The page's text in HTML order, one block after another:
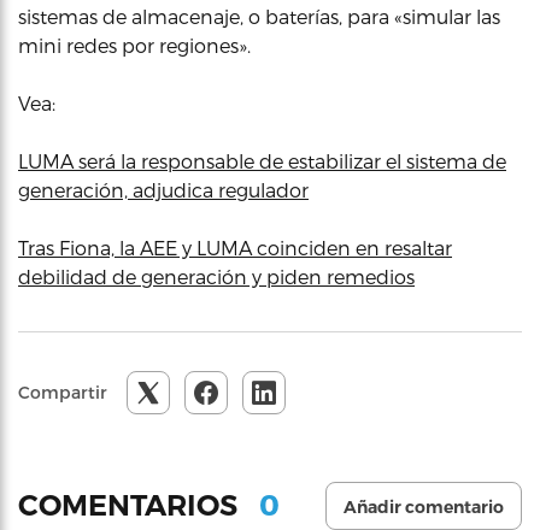
sistemas de almacenaje, o baterías, para «simular las
mini redes por regiones».
Vea:
LUMA será la responsable de estabilizar el sistema de
generación, adjudica regulador
Tras Fiona, la AEE y LUMA coinciden en resaltar
debilidad de generación y piden remedios
Compartir
COMENTARIOS 0 Añadir comentario